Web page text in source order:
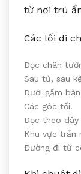
từ nơi trú
Các lối di
Dọc chân
Sau tủ, sau
Dưới gầm
Các góc tối.
Dọc theo
Khu vực trần
Đường đi từ